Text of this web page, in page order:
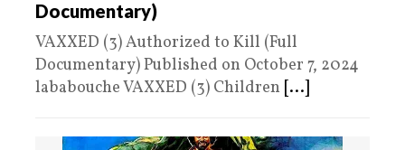
Documentary)
VAXXED (3) Authorized to Kill (Full
Documentary) Published on October 7, 2024
lababouche VAXXED (3) Children [...]